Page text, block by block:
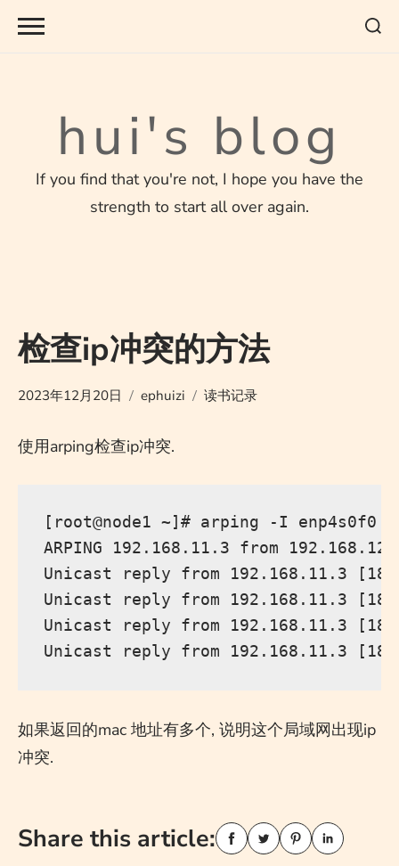
Skip
hui's blog
If you find that you're not, I hope you have the
strength to start all over again.
检查ip冲突的方法
2023年12月20日 ephuizi 读书记录
使用arping检查ip冲突.
[root@node1 ~]# arping -I enp4s0f0
ARPING 192.168.11.3 from
Unicast reply from 192.168.11.3
Unicast reply from 192.168.11.3
Unicast reply from 192.168.11.3
如果返回的mac 地址有多个, 说明这个局域网出现ip
冲突.
Share this article: